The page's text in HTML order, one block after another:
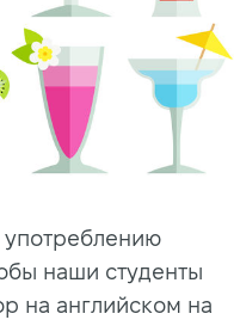
употреблению
наши студенты
на английском на